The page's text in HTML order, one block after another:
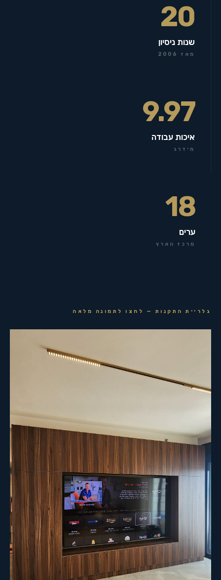
20
שנות ניסיון
מאז 2006
9.97
איכות עבודה
מידרג
18
ערים
מרכז הארץ
גלריית התקנות — לחצו לתמונה מלאה